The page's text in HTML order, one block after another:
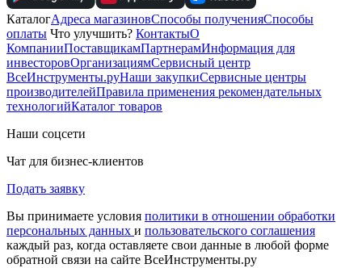
КаталогАдреса магазиновСпособы полученияСпособы
оплаты Что улучшить? КонтактыО
КомпанииПоставщикамПартнерамИнформация для
инвесторовОрганизациямСервисный центр
ВсеИнструменты.руНаши закупкиСервисные центры
производителейПравила применения рекомендательных
технологийКаталог товаров
Наши соцсети
Чат для бизнес-клиентов
Подать заявку
Вы принимаете условия политики в отношении обработки
персональных данных и пользовательского соглашения
каждый раз, когда оставляете свои данные в любой форме
обратной связи на сайте ВсеИнструменты.ру